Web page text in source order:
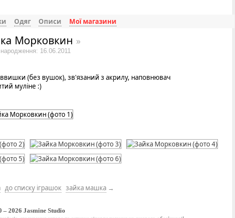
Одяг Описи Мої магазини
Морковкин »
16.06.2011
(без вушок), зв'язаний з акрилу, наповнювач
муліне :)
до списку іграшок зайка машка →
– 2026 Jasmine Studio